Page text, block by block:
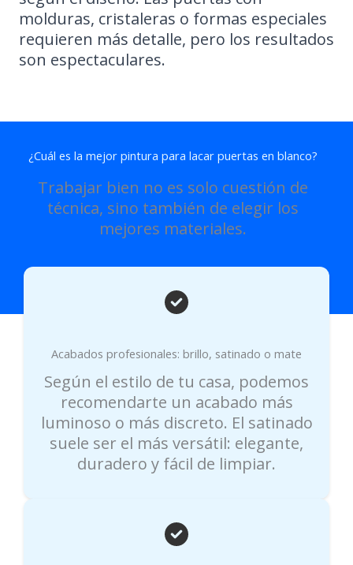
molduras, cristaleras o formas especiales
requieren más detalle, pero los resultados
son espectaculares.
¿Cuál es la mejor pintura para lacar puertas en blanco?
Trabajar bien no es solo cuestión de
técnica, sino también de elegir los
mejores materiales.
Acabados profesionales: brillo, satinado o mate
Según el estilo de tu casa, podemos
recomendarte un acabado más
luminoso o más discreto. El satinado
suele ser el más versátil: elegante,
duradero y fácil de limpiar.